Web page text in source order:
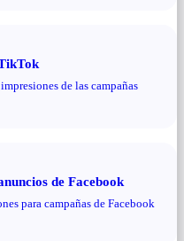
de las campañas
de Facebook
para campañas de Facebook